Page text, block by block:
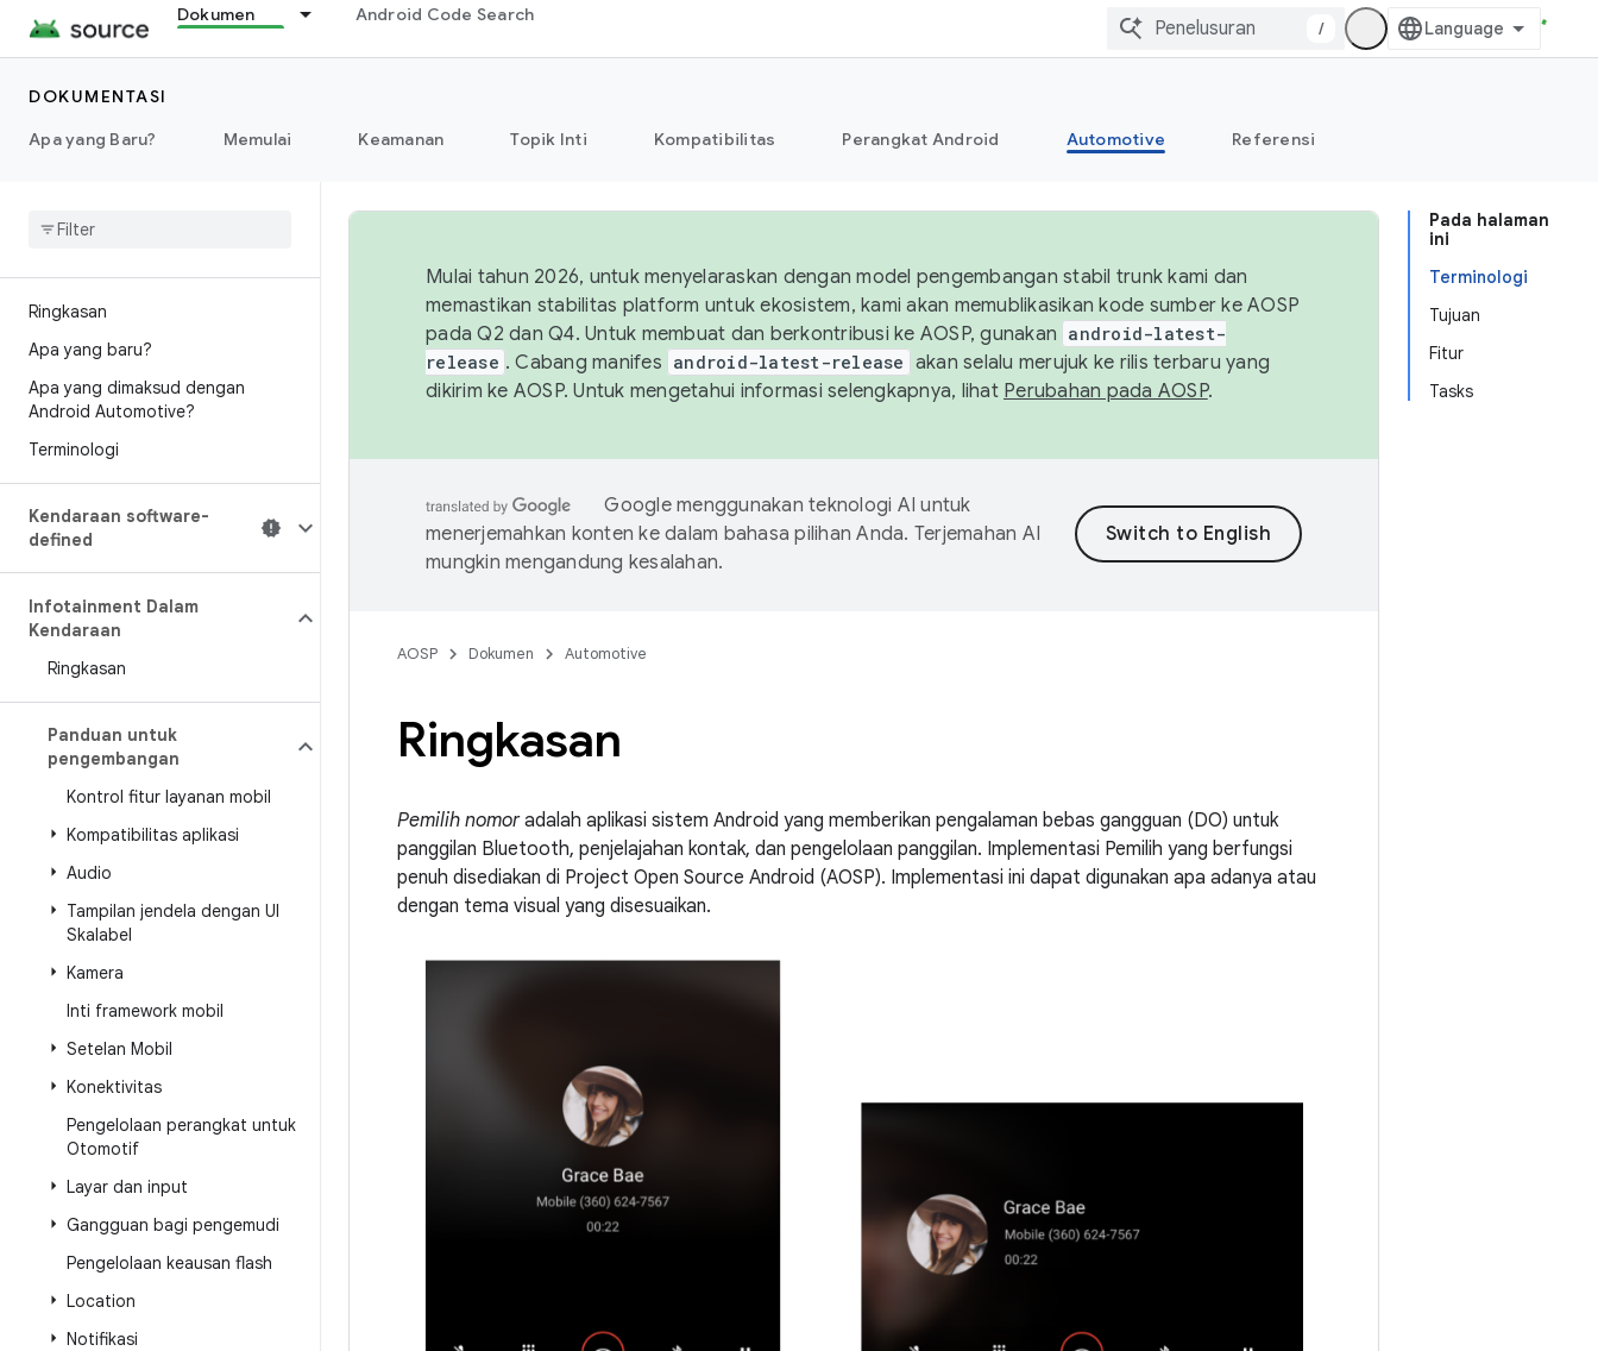
Dokumen Android Code Search
/
DOKUMENTASI
Apa yang Baru?
Memulai Keamanan Topik Inti Kompatibilitas Perangkat Android Automotive Referensi
Ringkasan
Apa yang baru?
Apa yang dimaksud dengan
Android Automotive?
Terminologi
Kendaraan software-
defined
Infotainment Dalam
Kendaraan
Ringkasan
Panduan untuk
pengembangan
Kontrol fitur layanan mobil
Kompatibilitas aplikasi
Audio
Tampilan jendela dengan UI
Skalabel
Kamera
Inti framework mobil
Setelan Mobil
Konektivitas
Pengelolaan perangkat untuk
Otomotif
Layar dan input
Gangguan bagi pengemudi
Pengelolaan keausan flash
Location
Notifikasi
Pada halaman
ini
Terminologi
Tujuan
Fitur
Tasks
Mulai tahun 2026, untuk menyelaraskan dengan model pengembangan stabil trunk kami dan
memastikan stabilitas platform untuk ekosistem, kami akan memublikasikan kode sumber ke AOSP
pada Q2 dan Q4. Untuk membuat dan berkontribusi ke AOSP, gunakan android-latest-
release . Cabang manifes android-latest-release akan selalu merujuk ke rilis terbaru yang
dikirim ke AOSP. Untuk mengetahui informasi selengkapnya, lihat Perubahan pada AOSP.
Google menggunakan teknologi AI untuk
menerjemahkan konten ke dalam bahasa pilihan Anda. Terjemahan AI
mungkin mengandung kesalahan.
AOSP Dokumen Automotive
Ringkasan
Pemilih nomoradalah aplikasi sistem Android yang memberikan pengalaman bebas gangguan (DO) untuk
panggilan Bluetooth, penjelajahan kontak, dan pengelolaan panggilan. Implementasi Pemilih yang berfungsi
penuh disediakan di Project Open Source Android (AOSP). Implementasi ini dapat digunakan apa adanya atau
dengan tema visual yang disesuaikan.